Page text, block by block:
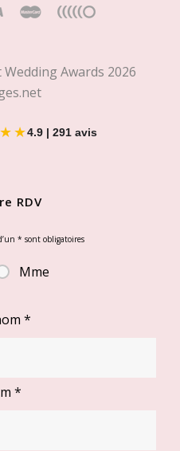
4.9 | 291 avis
RDV
* sont obligatoires
Mme
*
*